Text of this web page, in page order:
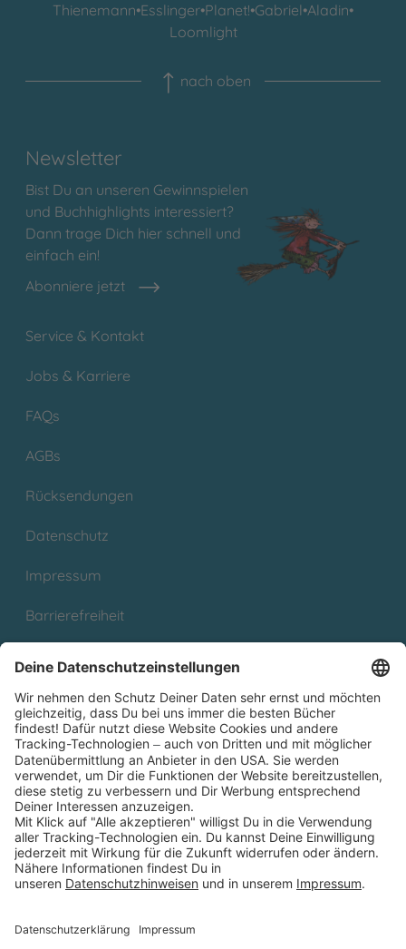
Thienemann•Esslinger•Planet!•Gabriel•Aladin•
Loomlight
nach oben
Newsletter
Bist Du an unseren Gewinnspielen
und Buchhighlights interessiert?
Dann trage Dich hier schnell und
einfach ein!
Abonniere jetzt
Service & Kontakt
Jobs & Karriere
FAQs
AGBs
Rücksendungen
Datenschutz
Impressum
Barrierefreiheit
Partnerprogramm (Affiliate)
Folge uns auf
* Versandkostenfrei ab 9,00 € Bestellwert innerhalb
Deutschlands
** Lieferzeit 1-3 Werktage innerhalb Deutschlands
Thienemann-Esslinger Verlag GmbH, Blumenstraße 36, D-70182